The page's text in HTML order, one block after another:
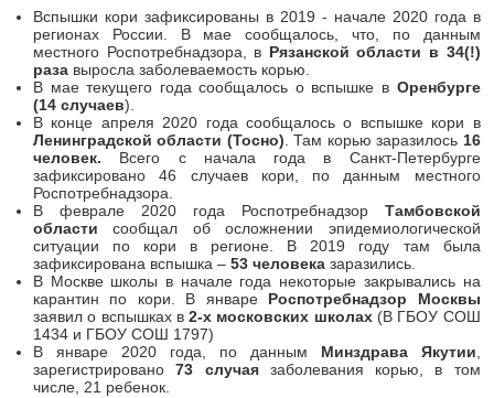
Вспышки кори зафиксированы в 2019 - начале 2020 года в
регионах России. В мае сообщалось, что, по данным
местного Роспотребнадзора, в Рязанской области в 34(!)
раза выросла заболеваемость корью.
В мае текущего года сообщалось о вспышке в Оренбурге
(14 случаев).
В конце апреля 2020 года сообщалось о вспышке кори в
Ленинградской области (Тосно) . Там корью заразилось 16
человек. Всего с начала года в Санкт-Петербурге
зафиксировано 46 случаев кори, по данным местного
Роспотребнадзора.
В феврале 2020 года Роспотребнадзор Тамбовской
области сообщал об осложнении эпидемиологической
ситуации по кори в регионе. В 2019 году там была
зафиксирована вспышка – 53 человека заразились.
В Москве школы в начале года некоторые закрывались на
карантин по кори. В январе Роспотребнадзор Москвы
заявил о вспышках в2-х московских школах (В ГБОУ СОШ
1434 и ГБОУ СОШ 1797)
В январе 2020 года, по данным Минздрава Якутии
зарегистрировано73 случая заболевания корью, в том
числе, 21 ребенок.